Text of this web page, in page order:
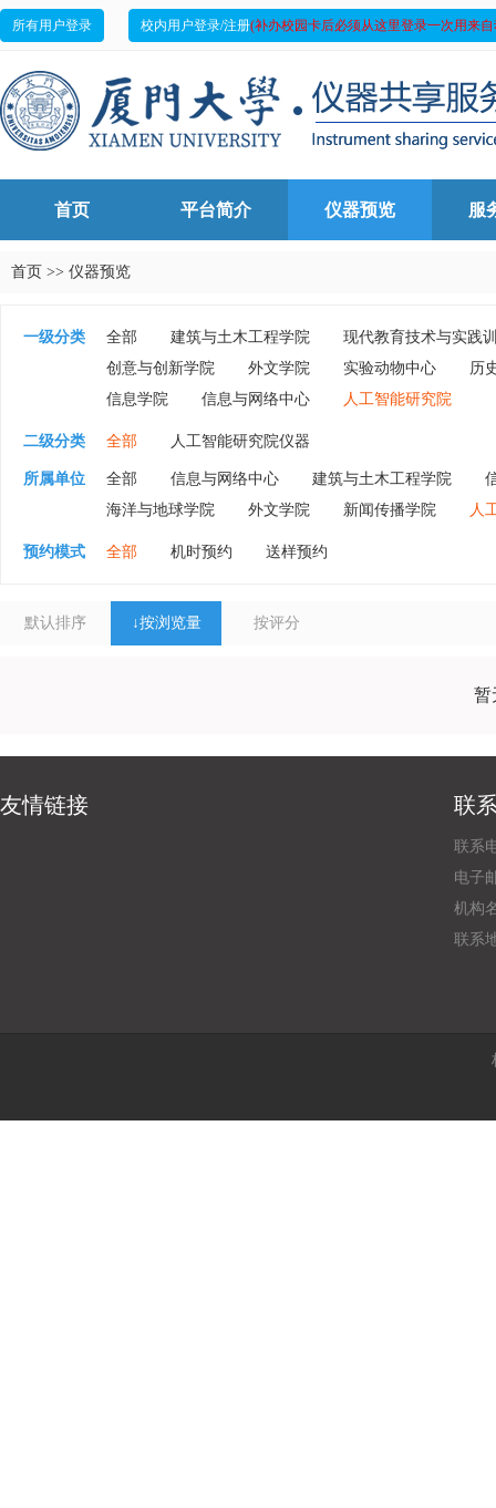
所有用户登录 校内用户登录/注册(补办校园卡后必须从这里登录一次用来
首页 平台简介 仪器预览 服
首页 >> 仪器预览
一级分类 全部 建筑与土木工程学院
现代教育技术与实践
创意与创新学院
外文学院 实验动物中心
历
信息学院
信息与网络中心 人工智能研究院
二级分类 全部 人工智能研究院仪器
所属单位 全部 信息与网络中心 建筑与土木工程学院
海洋与地球学院
外文学院 新闻传播学院 人
预约模式 全部 机时预约 送样预约
默认排序 ↓按浏览量 按评分
暂
友情链接 联
联系
电子
机构
联系